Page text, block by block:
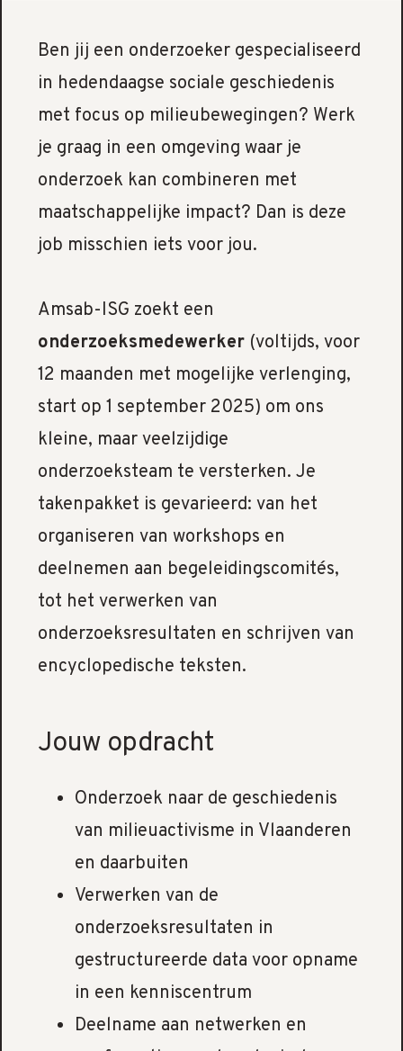
Ben jij een onderzoeker gespecialiseerd
in hedendaagse sociale geschiedenis
met focus op milieubewegingen? Werk
je graag in een omgeving waar je
onderzoek kan combineren met
maatschappelijke impact? Dan is deze
job misschien iets voor jou.
Amsab-ISG zoekt een
onderzoeksmedewerker (voltijds, voor
12 maanden met mogelijke verlenging,
start op 1 september 2025) om ons
kleine, maar veelzijdige
onderzoeksteam te versterken. Je
takenpakket is gevarieerd: van het
organiseren van workshops en
deelnemen aan begeleidingscomités,
tot het verwerken van
onderzoeksresultaten en schrijven van
encyclopedische teksten.
Jouw opdracht
Onderzoek naar de geschiedenis
van milieuactivisme in Vlaanderen
en daarbuiten
Verwerken van de
onderzoeksresultaten in
gestructureerde data voor opname
in een kenniscentrum
Deelname aan netwerken en